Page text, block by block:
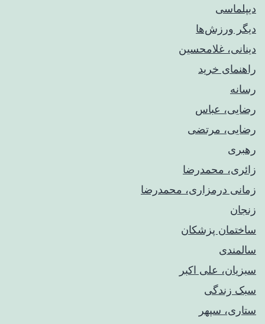
دیپلماسی
دیگر ورزش‌ها
دینانی، غلامحسین
راهنمای خريد
رسانه
رضایی، عباس
رضایی، مرتضی
رهبری
زائری، محمدرضا
زمانی درمزاری، محمدرضا
زنجان
ساختمان پزشکان
سالمندی
سبزیان، علی اکبر
سبک زندگی
ستاری، سپهر